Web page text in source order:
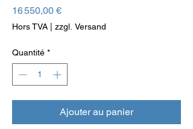
16 550,00 €Prix
Hors TVA zzgl. Versand
Quantité *
Ajouter au panier